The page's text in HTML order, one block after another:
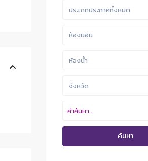
ประเภทประกาศทั้งหมด
ห้องนอน
ห้องน้ำ
จังหวัด
ค้นหา